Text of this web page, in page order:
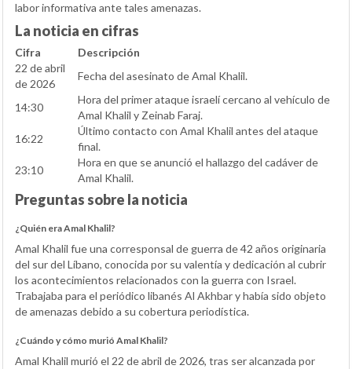
labor informativa ante tales amenazas.
La noticia en cifras
Cifra
Descripción
22 de abril
de 2026
Fecha del asesinato de Amal Khalil.
14:30
Hora del primer ataque israelí cercano al vehículo de
Amal Khalil y Zeinab Faraj.
16:22
Último contacto con Amal Khalil antes del ataque
final.
23:10
Hora en que se anunció el hallazgo del cadáver de
Amal Khalil.
Preguntas sobre la noticia
¿Quién era Amal Khalil?
Amal Khalil fue una corresponsal de guerra de 42 años originaria
del sur del Líbano, conocida por su valentía y dedicación al cubrir
los acontecimientos relacionados con la guerra con Israel.
Trabajaba para el periódico libanés Al Akhbar y había sido objeto
de amenazas debido a su cobertura periodística.
¿Cuándo y cómo murió Amal Khalil?
Amal Khalil murió el 22 de abril de 2026, tras ser alcanzada por